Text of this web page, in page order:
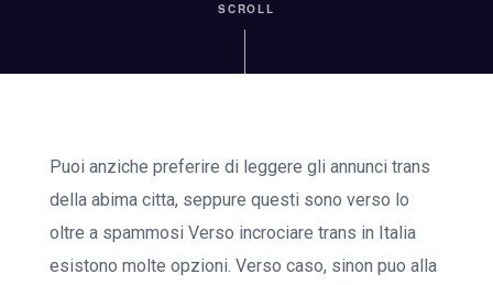
SCROLL
Puoi anziche preferire di leggere gli annunci trans
della abima citta, seppure questi sono verso lo
oltre a spammosi Verso incrociare trans in Italia
esistono molte opzioni. Verso caso, sinon puo alla